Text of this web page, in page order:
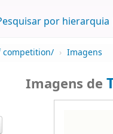
por hierarquia
competition/ › Imagens
Imagens de